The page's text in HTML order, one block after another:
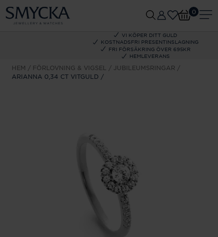
VI KÖPER DITT GULD
KOSTNADSFRI PRESENTINSLAGNING
FRI FÖRSÄKRING ÖVER 695KR
HEMLEVERANS
0
HEM FÖRLOVNING & VIGSEL
JUBILEUMSRINGAR
ARIANNA 0,34 CT VITGULD